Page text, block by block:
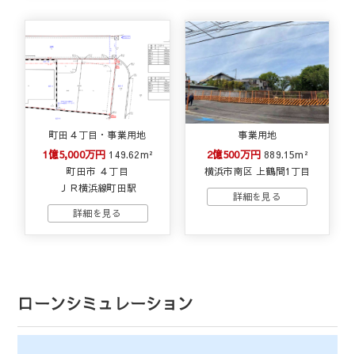
町田４丁目・事業用地
1億5,000万円 149.62m²
町田市 ４丁目
ＪＲ横浜線町田駅
事業用地
2億500万円 889.15m²
横浜市南区 上鶴間1丁目
ローンシミュレーション